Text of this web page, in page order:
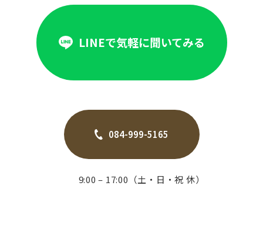
LINEで気軽に聞いてみる
084-999-5165
9:00 – 17:00（土・日・祝 休）